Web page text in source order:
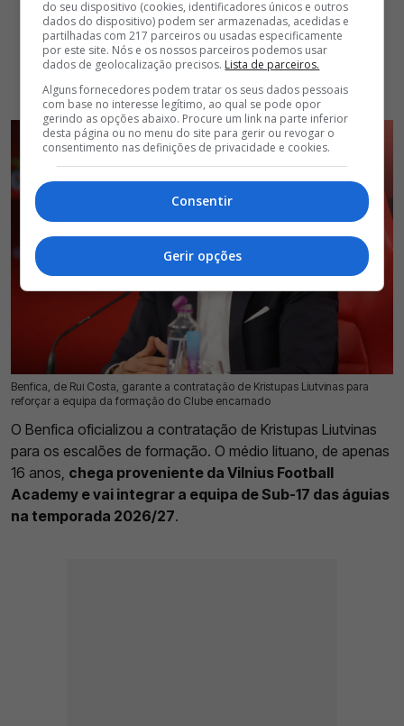
Benfica, de Rui Costa, garante a contratação de Kristupas Liutvinas para
reforçar a equipa da formação do Clube encarnado
18 Jul 2026 | 17:06 | 0
O Benfica oficializou a contratação de Kristupas Liutvinas
para os escalões de formação. O médio lituano, de apenas
16 anos, chega proveniente da Vilnius Football
Academy e vai integrar a equipa de Sub-17 das águias
na temporada 2026/27.
do seu dispositivo (cookies, identificadores únicos e outros
dados do dispositivo) podem ser armazenadas, acedidas e
partilhadas com 217 parceiros ou usadas especificamente
por este site. Nós e os nossos parceiros podemos usar
dados de geolocalização precisos. Lista de parceiros.
Alguns fornecedores podem tratar os seus dados pessoais
com base no interesse legítimo, ao qual se pode opor
gerindo as opções abaixo. Procure um link na parte inferior
desta página ou no menu do site para gerir ou revogar o
consentimento nas definições de privacidade e cookies.
Consentir
Gerir opções